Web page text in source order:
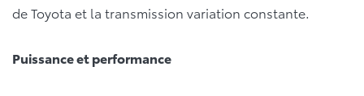
de Toyota et la transmission variation constante.
Puissance et performance